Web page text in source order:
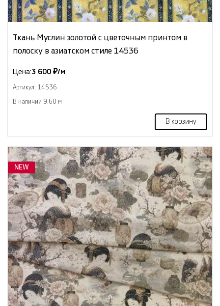
Ткань Муслин золотой с цветочным принтом в
полоску в азиатском стиле 14536
Цена:3 600 ₽/м
Артикул: 14536
В наличии 9.60 м
В корзину
NEW